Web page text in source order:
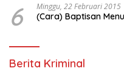
6 Minggu, 22 Februari
(Cara) Baptisan
Berita Kriminal